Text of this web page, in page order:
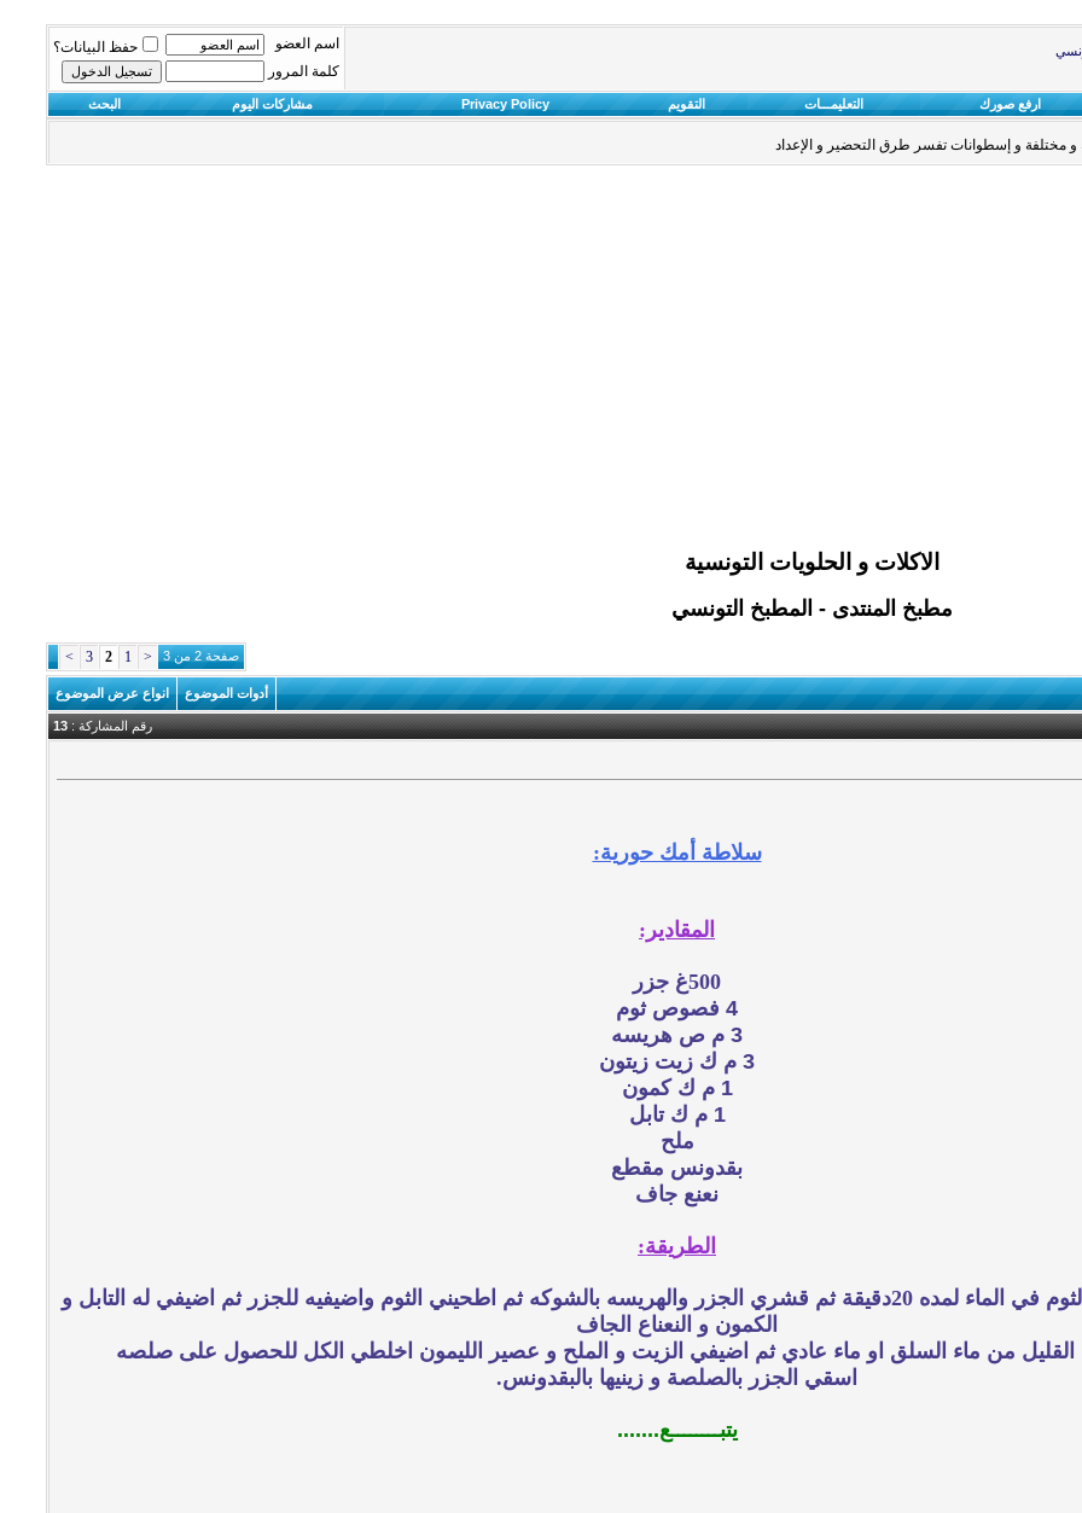
اسم العضو
حفظ البيانات؟
كلمة المرور
ارفع صورك التعليمـــات التقويم Privacy Policy مشاركات اليوم البحث
مختلفة و إسطوانات تفسر طرق التحضير و الإعداد
الاكلات و الحلويات التونسية
مطبخ المنتدى - المطبخ التونسي
صفحة 2 من 3 <
1
2
3
>
أدوات الموضوع انواع عرض الموضوع
رقم المشاركة :13
سلاطة أمك حورية:
المقادير:
500غ جزر
4 فصوص ثوم
3 م ص هريسه
3 م ك زيت زيتون
1 م ك كمون
1 م ك تابل
ملح
بقدونس مقطع
نعنع جاف
الطريقة:
اسلقي الجزر مع حبات الثوم في الماء لمده 20دقيقة ثم قشري الجزر والهريسه بالشوكه ثم اطحيني الثوم واضيفيه للجزر ثم اضيفي له التابل و
الكمون و النعناع الجاف
القليل من ماء السلق او ماء عادي ثم اضيفي الزيت و الملح و عصير الليمون اخلطي الكل للحصول على صلصه
اسقي الجزر بالصلصة و زينيها بالبقدونس.
يتبــــــــع.......